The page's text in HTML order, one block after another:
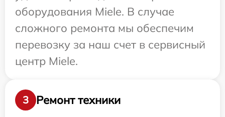
оборудования Miele. В случае
сложного ремонта мы обеспечим
перевозку за наш счет в сервисный
центр Miele.
3
Ремонт техники